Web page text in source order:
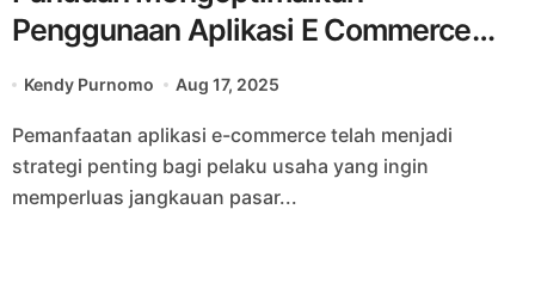
Penggunaan Aplikasi E Commerce
agar Penjualan Meningkat
Kendy Purnomo Aug 17, 2025
Pemanfaatan aplikasi e-commerce telah menjadi
strategi penting bagi pelaku usaha yang ingin
memperluas jangkauan pasar...